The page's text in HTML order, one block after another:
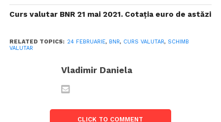
Curs valutar BNR 21 mai 2021. Cotația euro de astăzi
RELATED TOPICS: 24 FEBRUARIE, BNR, CURS VALUTAR, SCHIMB
VALUTAR
Vladimir Daniela
CLICK TO COMMENT